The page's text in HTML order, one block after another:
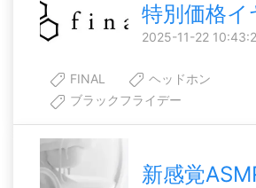
特別価格イ
2025-11-22
FINAL
ヘッドホン
ブラックフライデー
新感覚